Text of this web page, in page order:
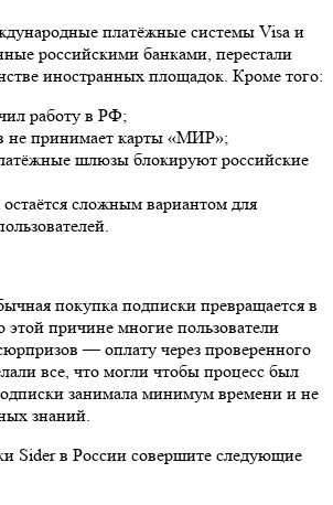
платёжные системы Visa и
российскими банками, перестали
иностранных площадок. Кроме того:
работу в РФ;
не принимает карты «МИР»;
шлюзы блокируют российские
сложным вариантом для
покупка подписки превращается в
этой причине многие пользователи
— оплату через проверенного
все, что могли чтобы процесс был
занимала минимум времени и не
знаний.
Sider в России совершите следующие